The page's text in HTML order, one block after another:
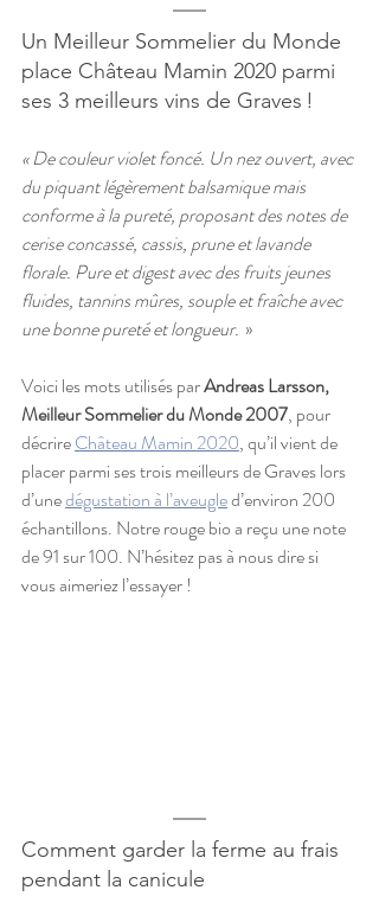
Un Meilleur Sommelier du Monde
place Château Mamin 2020 parmi
ses 3 meilleurs vins de Graves !
« De couleur violet foncé. Un nez ouvert, avec
du piquant légèrement balsamique mais
conforme à la pureté, proposant des notes de
cerise concassé, cassis, prune et lavande
florale. Pure et digest avec des fruits jeunes
fluides, tannins mûres, souple et fraîche avec
une bonne pureté et longueur. »
Voici les mots utilisés par Andreas Larsson,
Meilleur Sommelier du Monde 2007, pour
décrire Château Mamin 2020, qu’il vient de
placer parmi ses trois meilleurs de Graves lors
d’une dégustation à l’aveugle d’environ 200
échantillons. Notre rouge bio a reçu une note
de 91 sur 100. N’hésitez pas à nous dire si
vous aimeriez l’essayer !
Comment garder la ferme au frais
pendant la canicule